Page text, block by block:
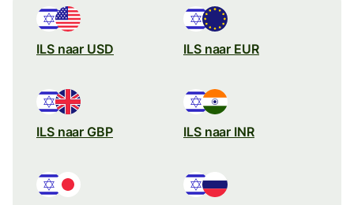
ILS naar USD ILS naar EUR
ILS naar GBP ILS naar INR